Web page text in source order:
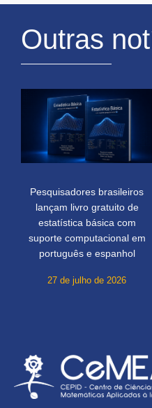
Outras
Pesquisadores brasileiros
lançam livro gratuito de
estatística básica com
suporte computacional em
português e espanhol
27 de julho de 2026